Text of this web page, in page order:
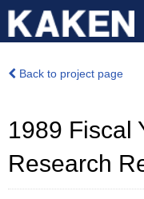
Back to project page
1989 Fiscal
Research